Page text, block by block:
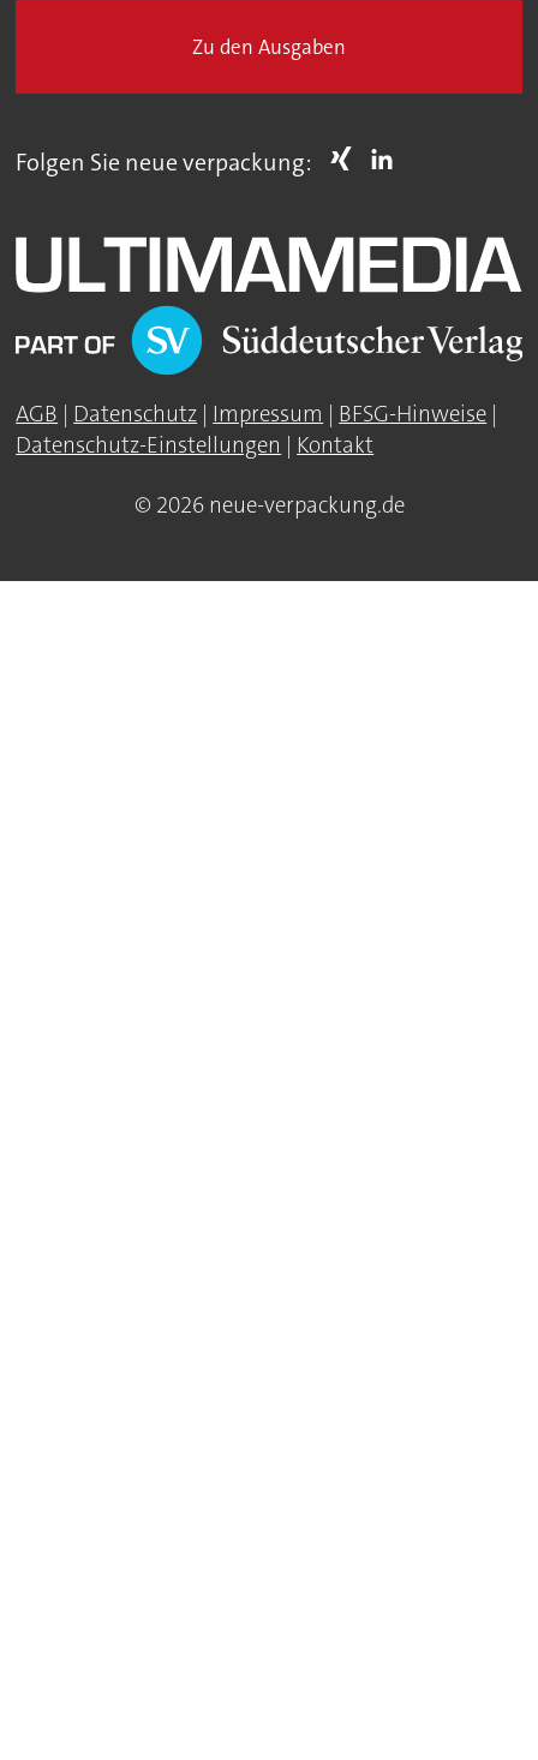
Zu den Ausgaben
Folgen Sie neue verpackung:
AGB | Datenschutz | Impressum | BFSG-Hinweise |
Datenschutz-Einstellungen | Kontakt
© 2026 neue-verpackung.de